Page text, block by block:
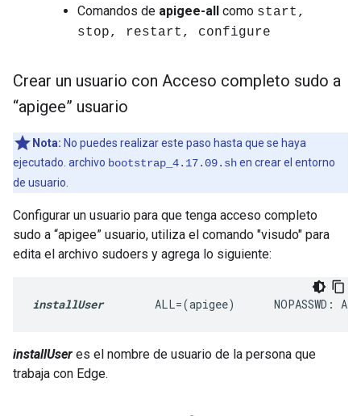
Comandos de apigee-all como start,
stop, restart, configure
Crear un usuario con Acceso completo sudo a
“apigee” usuario
Nota: No puedes realizar este paso hasta que se haya
ejecutado. archivo bootstrap_4.17.09.shen crear el entorno
de usuario.
Configurar un usuario para que tenga acceso completo
sudo a “apigee” usuario, utiliza el comando "visudo" para
edita el archivo sudoers y agrega lo siguiente:
installUser
        ALL=(apigee)      NOPASSWD: ALL
installUser es el nombre de usuario de la persona que
trabaja con Edge.